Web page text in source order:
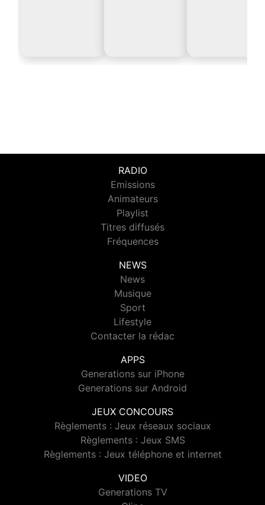
RADIO
Emissions
Animateurs
Playlist
Titres diffusés
Fréquences
NEWS
News
Musique
Sport
Lifestyle
Contacter la rédac
APPS
Generations sur iPhone
Generations sur Android
JEUX CONCOURS
Règlements : Jeux réseaux sociaux
Règlements : Jeux SMS
Règlements : Jeux téléphone et internet
VIDEO
Generations TV